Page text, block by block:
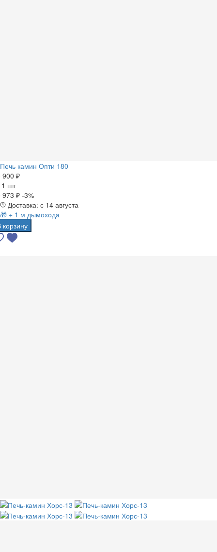
Печь камин Опти 180
900 ₽
1 шт
973 ₽ -3%
Доставка: с 14 августа
🎁 + 1 м дымохода
корзину